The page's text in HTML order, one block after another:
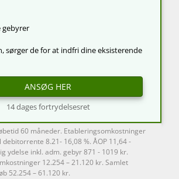
gebyrer
sørger de for at indfri dine eksisterende
ANSØG HER
14 dages fortrydelsesret
60 måneder. Etableringsomkostninger
debitorrente 8.21- 16,08 %. ÅOP 11,64 -
ydelse inkl. adm. gebyr 871 - 1019 kr.
12.254 – 21.120 kr. Samlet
52.254 – 61.120 kr.